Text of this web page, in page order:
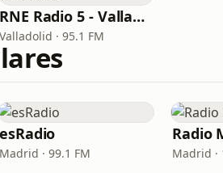
RNE Radio 5 - Valladolid
Valladolid · 95.1 FM
esRadio
Madrid · 99.1 FM
Radio
Madrid ·